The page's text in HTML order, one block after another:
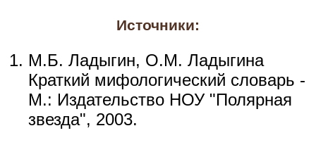
Источники:
М.Б. Ладыгин, О.М. Ладыгина
Краткий мифологический словарь -
М.: Издательство НОУ "Полярная
звезда", 2003.